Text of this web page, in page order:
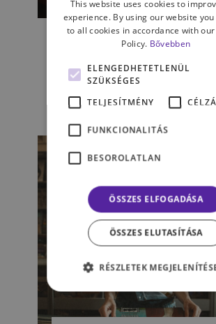
Kicsit szomorkás a
hangulatom máma – a
paradoxona
MÁDAI NÁNDOR
This website uses cookies to
experience. By using our website
to all cookies in accordance with
Policy. Bővebben
ELENGEDHETETLENÜL
SZÜKSÉGES
TELJESÍTMÉNY
FUNKCIONALITÁS
BESOROLATLAN
ÖSSZES ELFOGADÁSA
ÖSSZES ELUTASÍTÁSA
RÉSZLETEK